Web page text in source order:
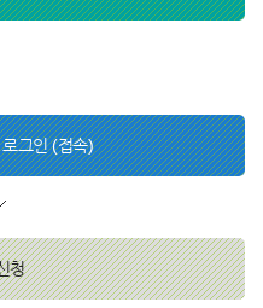
그인 (접속)
청